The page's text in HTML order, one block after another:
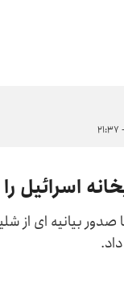
اسرائیل
صدور بیانیه ای از